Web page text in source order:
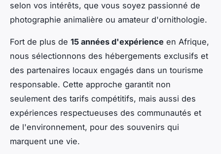
selon vos intérêts, que vous soyez passionné de
photographie animalière ou amateur d'ornithologie.
Fort de plus de 15 années d'expérience en Afrique,
nous sélectionnons des hébergements exclusifs et
des partenaires locaux engagés dans un tourisme
responsable. Cette approche garantit non
seulement des tarifs compétitifs, mais aussi des
expériences respectueuses des communautés et
de l'environnement, pour des souvenirs qui
marquent une vie.